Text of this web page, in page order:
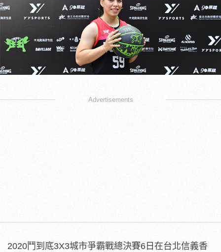
Advertisements
2020鬥到底3X3城市爭霸戰總決賽6日在台北信義香